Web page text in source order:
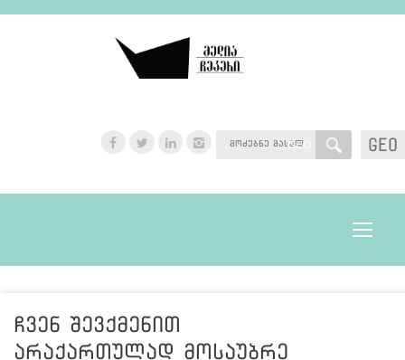
GEO
GEO
Toggle
ჩვენ შევქმენით
არაქართულად მოსაუბრე